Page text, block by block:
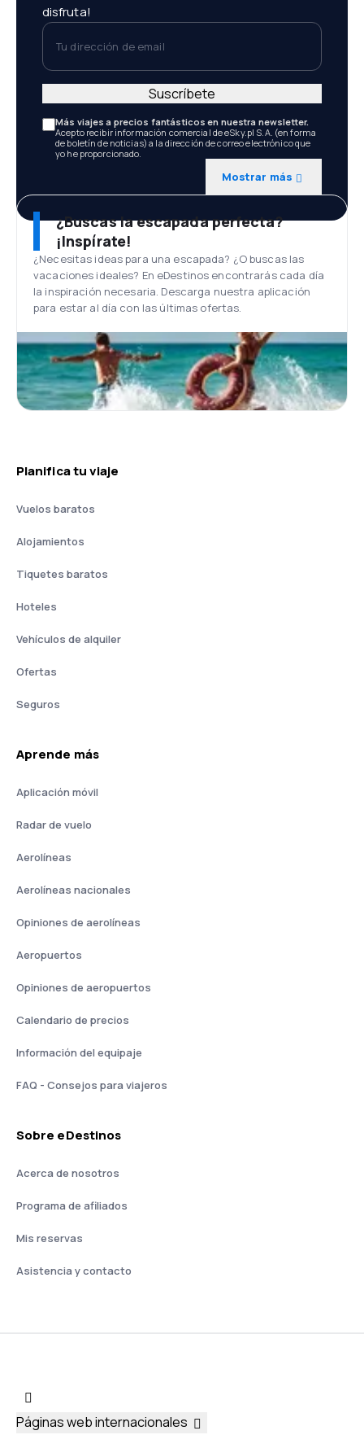
disfruta!
Tu dirección de email
Más viajes a precios fantásticos en nuestra newsletter.
Acepto recibir información comercial de eSky.pl S.A. (en forma
de boletín de noticias) a la dirección de correo electrónico que
yo he proporcionado.
Mostrar más
Suscríbete
¿Buscas la escapada perfecta?
¡Inspírate!
¿Necesitas ideas para una escapada? ¿O buscas las
vacaciones ideales? En eDestinos encontrarás cada día
la inspiración necesaria. Descarga nuestra aplicación
para estar al día con las últimas ofertas.
Planifica tu viaje
Vuelos baratos
Alojamientos
Tiquetes baratos
Hoteles
Vehículos de alquiler
Ofertas
Seguros
Aprende más
Aplicación móvil
Radar de vuelo
Aerolíneas
Aerolíneas nacionales
Opiniones de aerolíneas
Aeropuertos
Opiniones de aeropuertos
Calendario de precios
Información del equipaje
FAQ - Consejos para viajeros
Sobre eDestinos
Acerca de nosotros
Programa de afiliados
Mis reservas
Asistencia y contacto
Páginas web internacionales